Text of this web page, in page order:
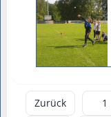
Zurück 1